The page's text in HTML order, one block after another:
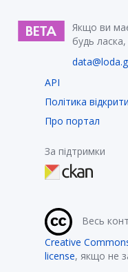
Якщо ви
будь
API
Політика
Про портал
За підтримки
Весь
Creative
license, якщо не